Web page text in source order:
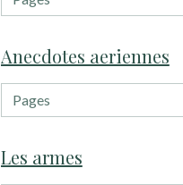
Anecdotes aeriennes
Les armes